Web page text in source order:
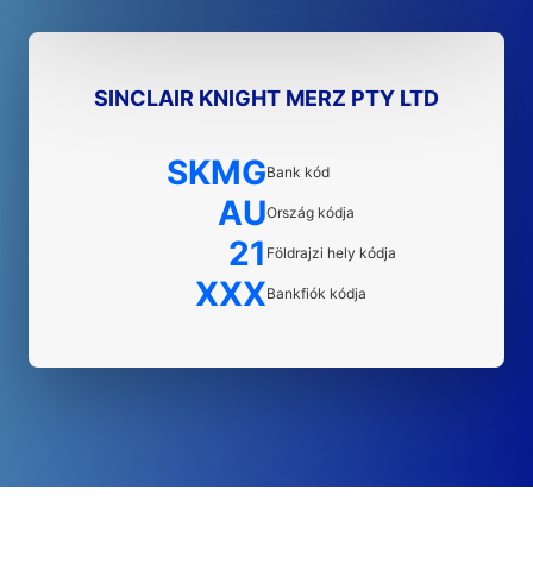
SINCLAIR KNIGHT MERZ PTY LTD
SKMGBank kód
AUOrszág kódja
21 Földrajzi hely kódja
XXXBankfiók kódja